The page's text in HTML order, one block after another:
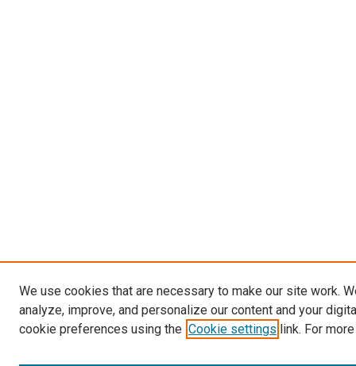
We use cookies that are necessary to make our site work.
analyze, improve, and personalize our content and your
cookie preferences using the Cookie settings link. For